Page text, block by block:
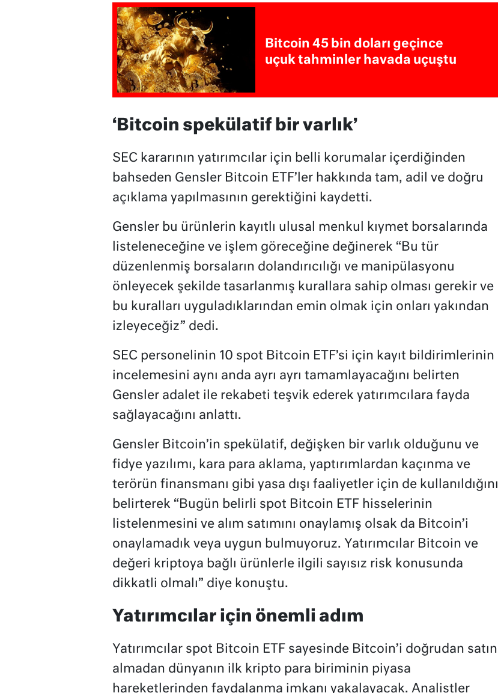
Bitcoin 45 bin doları geçince
uçuk tahminler havada uçuştu
‘Bitcoin spekülatif bir varlık’
SEC kararının yatırımcılar için belli korumalar içerdiğinden
bahseden Gensler Bitcoin ETF’ler hakkında tam, adil ve doğru
açıklama yapılmasının gerektiğini kaydetti.
Gensler bu ürünlerin kayıtlı ulusal menkul kıymet borsalarında
listeleneceğine ve işlem göreceğine değinerek “Bu tür
düzenlenmiş borsaların dolandırıcılığı ve manipülasyonu
önleyecek şekilde tasarlanmış kurallara sahip olması gerekir ve
bu kuralları uyguladıklarından emin olmak için onları yakından
izleyeceğiz” dedi.
SEC personelinin 10 spot Bitcoin ETF’si için kayıt bildirimlerinin
incelemesini aynı anda ayrı ayrı tamamlayacağını belirten
Gensler adalet ile rekabeti teşvik ederek yatırımcılara fayda
sağlayacağını anlattı.
Gensler Bitcoin’in spekülatif, değişken bir varlık olduğunu ve
fidye yazılımı, kara para aklama, yaptırımlardan kaçınma ve
terörün finansmanı gibi yasa dışı faaliyetler için de kullanıldığını
belirterek “Bugün belirli spot Bitcoin ETF hisselerinin
listelenmesini ve alım satımını onaylamış olsak da Bitcoin’i
onaylamadık veya uygun bulmuyoruz. Yatırımcılar Bitcoin ve
değeri kriptoya bağlı ürünlerle ilgili sayısız risk konusunda
dikkatli olmalı” diye konuştu.
Yatırımcılar için önemli adım
Yatırımcılar spot Bitcoin ETF sayesinde Bitcoin’i doğrudan satın
almadan dünyanın ilk kripto para biriminin piyasa
hareketlerinden faydalanma imkanı yakalayacak. Analistler